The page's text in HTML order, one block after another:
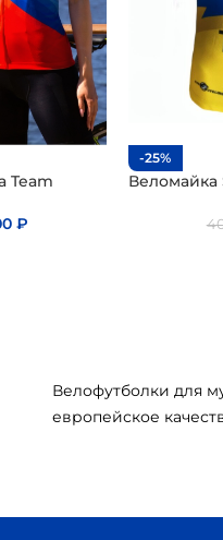
Team
₽
-25%
Веломайка
Велофутболки для
европейское